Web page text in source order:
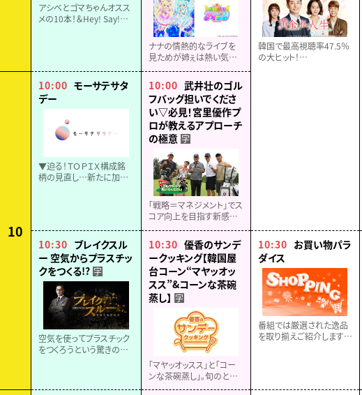
アシベとゴマちゃんオスス
メの10本！＆Hey! Say!
Video」を地上波初披露
10
10:00 モーサテサタ
デー
▼迫る！ＴＯＰＩＸ構成銘
柄の見直し…新たに加わ
ール街の最新情報
10:30 ブレイクスル
ー 空気からプラスチッ
クをつくる!? 字
空気を使ってプラスチック
をつくろうという驚きのプ
ナナの情熱的なライブを
見ためが姉ぇは熱い気持
に突入。その間、店長代理
を任されたナナの執事の
氷山。いのりたちもお店の
お手伝いをすることに。
10:00 武井壮のゴル
フバッグ担いでくださ
い▽必見！宮里優作プ
ロが教えるアプローチ
の極意 字
「戦略＝マネジメント」でス
コア向上を目指す新感覚
ゴルフ番組▽沖縄スペシ
ャル完結編は宮里優作プ
ロのスペシャルレッスン・
アプローチ編▽これを見
ればゴルフが変わる？
10:30 優香のサンデ
ークッキング【韓国屋
台コーン“マヤッオッ
スス”&コーンな茶碗
蒸し】 字
「マヤッオッスス」と「コー
ンな茶碗蒸し」。旬のとう
もろこしのおいしさを存分
韓国で最高視聴率47.5％
の大ヒット！
10:30 お買い物パラ
ダイス
番組では厳選された逸品
を取り揃えご紹介します。